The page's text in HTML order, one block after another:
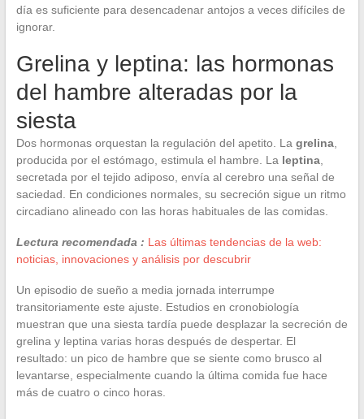
día es suficiente para desencadenar antojos a veces difíciles de
ignorar.
Grelina y leptina: las hormonas
del hambre alteradas por la
siesta
Dos hormonas orquestan la regulación del apetito. La grelina,
producida por el estómago, estimula el hambre. La leptina,
secretada por el tejido adiposo, envía al cerebro una señal de
saciedad. En condiciones normales, su secreción sigue un ritmo
circadiano alineado con las horas habituales de las comidas.
Lectura recomendada : Las últimas tendencias de la web:
noticias, innovaciones y análisis por descubrir
Un episodio de sueño a media jornada interrumpe
transitoriamente este ajuste. Estudios en cronobiología
muestran que una siesta tardía puede desplazar la secreción de
grelina y leptina varias horas después de despertar. El
resultado: un pico de hambre que se siente como brusco al
levantarse, especialmente cuando la última comida fue hace
más de cuatro o cinco horas.